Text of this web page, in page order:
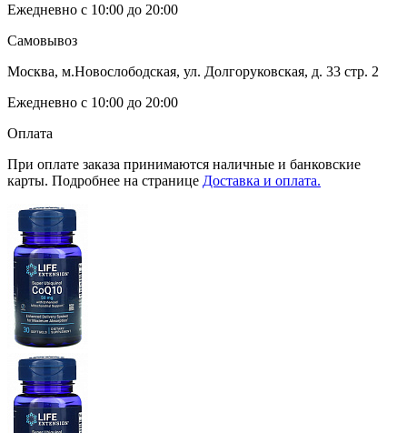
Ежедневно с 10:00 до 20:00
Самовывоз
Москва, м.Новослободская, ул. Долгоруковская, д. 33 стр. 2
Ежедневно с 10:00 до 20:00
Оплата
При оплате заказа принимаются наличные и банковские
карты. Подробнее на странице Доставка и оплата.